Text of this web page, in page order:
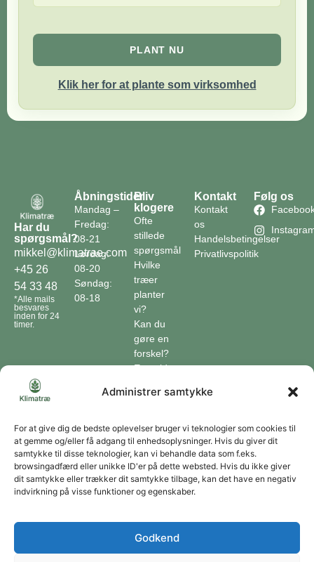
Administrer samtykke
For at give dig de bedste oplevelser bruger vi teknologier som cookies til
at gemme og/eller få adgang til enhedsoplysninger. Hvis du giver dit
samtykke til disse teknologier, kan vi behandle data som f.eks.
browsingadfærd eller unikke ID'er på dette websted. Hvis du ikke giver
dit samtykke eller trækker dit samtykke tilbage, kan det have en negativ
indvirkning på visse funktioner og egenskaber.
Godkend
PLANT NU
Klik her for at plante som virksomhed
Har du
spørgsmål?
mikkel@klimatrae.com
+45 26
54 33 48
*Alle mails
besvares
inden for 24
timer.
Åbningstider
Mandag –
Fredag:
08-21
Lørdag:
08-20
Søndag:
08-18
Bliv
klogere
Ofte
stillede
spørgsmål
Hvilke
træer
planter
vi?
Kan du
gøre en
forskel?
En guide
Klimaordbogen
optager
træer
co2?
Kontakt
Kontakt
os
Handelsbetingelser
Privatlivspolitik
Følg os
Forbliv forbundet